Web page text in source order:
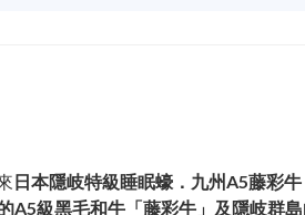
日本隱岐特級睡眠蠔．九州A5藤彩牛
A5級黑毛和牛「藤彩牛」及隱岐群